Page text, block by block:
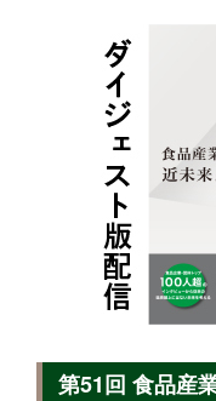
第51回 食品産